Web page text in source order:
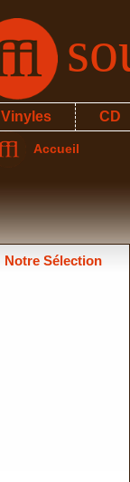
Vinyles CD
Accueil
Notre Sélection